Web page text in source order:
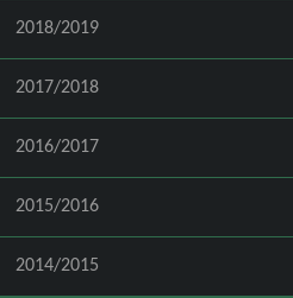
2018/2019
2017/2018
2016/2017
2015/2016
2014/2015